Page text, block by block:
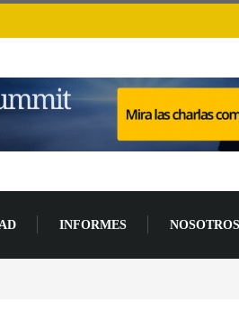
INFORMES NOSOTROS
un 94 % en 2026